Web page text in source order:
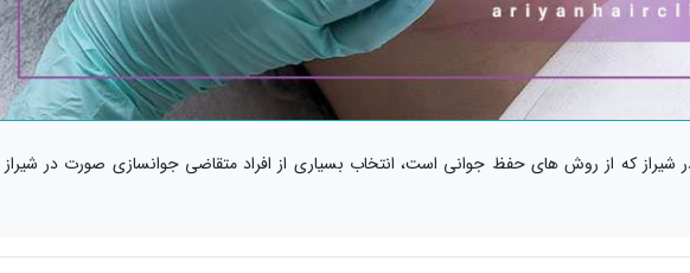
در شیراز که از روش های حفظ جوانی است، انتخاب بسیاری از افراد متقاضی جوانسازی صورت در شیراز